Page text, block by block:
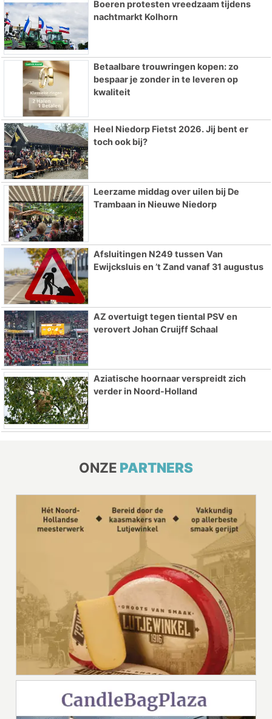
Boeren protesten vreedzaam tijdens
nachtmarkt Kolhorn
Betaalbare trouwringen kopen: zo
bespaar je zonder in te leveren op
kwaliteit
Heel Niedorp Fietst 2026. Jij bent er
toch ook bij?
Leerzame middag over uilen bij De
Trambaan in Nieuwe Niedorp
Afsluitingen N249 tussen Van
Ewijcksluis en ’t Zand vanaf 31 augustus
AZ overtuigt tegen tiental PSV en
verovert Johan Cruijff Schaal
Aziatische hoornaar verspreidt zich
verder in Noord-Holland
ONZE PARTNERS